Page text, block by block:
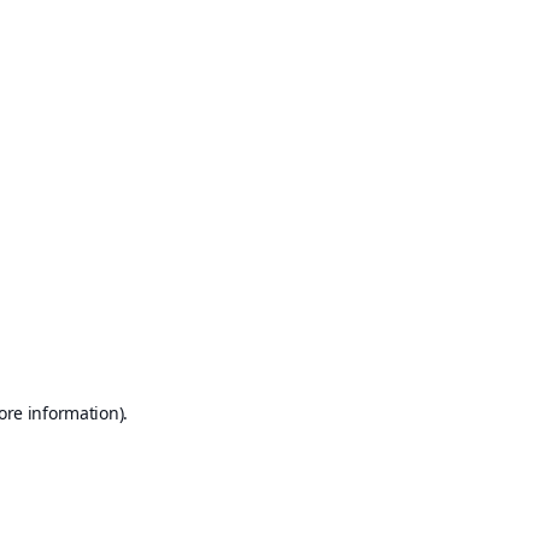
information).